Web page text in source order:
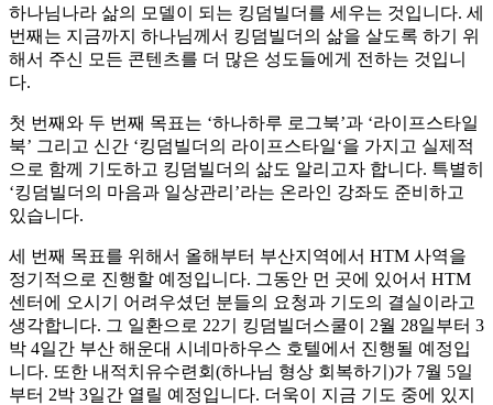
하나님나라 삶의 모델이 되는 킹덤빌더를 세우는 것입니다. 세
번째는 지금까지 하나님께서 킹덤빌더의 삶을 살도록 하기 위
해서 주신 모든 콘텐츠를 더 많은 성도들에게 전하는 것입니
다.
첫 번째와 두 번째 목표는 ‘하나하루 로그북’과 ‘라이프스타일
북’ 그리고 신간 ‘킹덤빌더의 라이프스타일‘을 가지고 실제적
으로 함께 기도하고 킹덤빌더의 삶도 알리고자 합니다. 특별히
‘킹덤빌더의 마음과 일상관리’라는 온라인 강좌도 준비하고
있습니다.
세 번째 목표를 위해서 올해부터 부산지역에서 HTM 사역을
정기적으로 진행할 예정입니다. 그동안 먼 곳에 있어서 HTM
센터에 오시기 어려우셨던 분들의 요청과 기도의 결실이라고
생각합니다. 그 일환으로 22기 킹덤빌더스쿨이 2월 28일부터 3
박 4일간 부산 해운대 시네마하우스 호텔에서 진행될 예정입
니다. 또한 내적치유수련회(하나님 형상 회복하기)가 7월 5일
부터 2박 3일간 열릴 예정입니다. 더욱이 지금 기도 중에 있지